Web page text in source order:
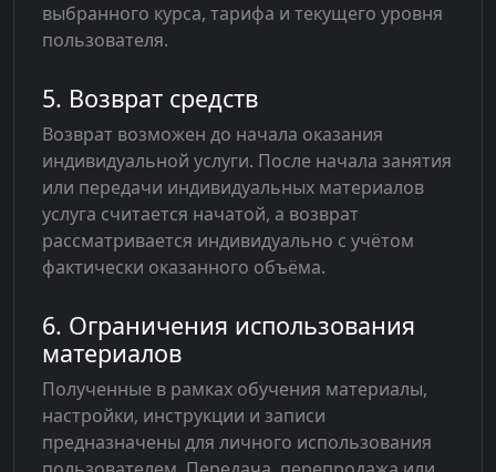
выбранного курса, тарифа и текущего уровня
пользователя.
5. Возврат средств
Возврат возможен до начала оказания
индивидуальной услуги. После начала занятия
или передачи индивидуальных материалов
услуга считается начатой, а возврат
рассматривается индивидуально с учётом
фактически оказанного объёма.
6. Ограничения использования
материалов
Полученные в рамках обучения материалы,
настройки, инструкции и записи
предназначены для личного использования